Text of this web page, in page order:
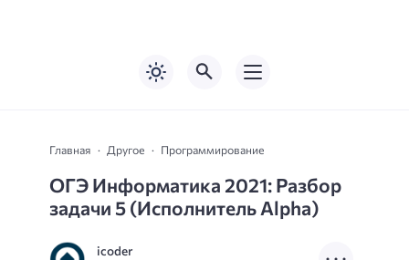
Главная Другое Программирование
ОГЭ Информатика 2021: Разбор
задачи 5 (Исполнитель Alpha)
icoder